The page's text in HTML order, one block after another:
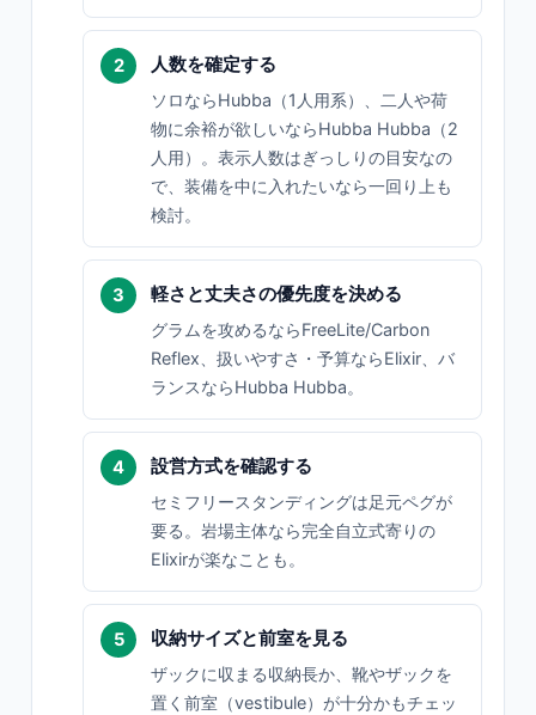
人数を確定する
ソロならHubba（1人用系）、二人や荷
物に余裕が欲しいならHubba Hubba（2
人用）。表示人数はぎっしりの目安なの
で、装備を中に入れたいなら一回り上も
検討。
軽さと丈夫さの優先度を決める
グラムを攻めるならFreeLite/Carbon
Reflex、扱いやすさ・予算ならElixir、バ
ランスならHubba Hubba。
設営方式を確認する
セミフリースタンディングは足元ペグが
要る。岩場主体なら完全自立式寄りの
Elixirが楽なことも。
収納サイズと前室を見る
ザックに収まる収納長か、靴やザックを
置く前室（vestibule）が十分かもチェッ